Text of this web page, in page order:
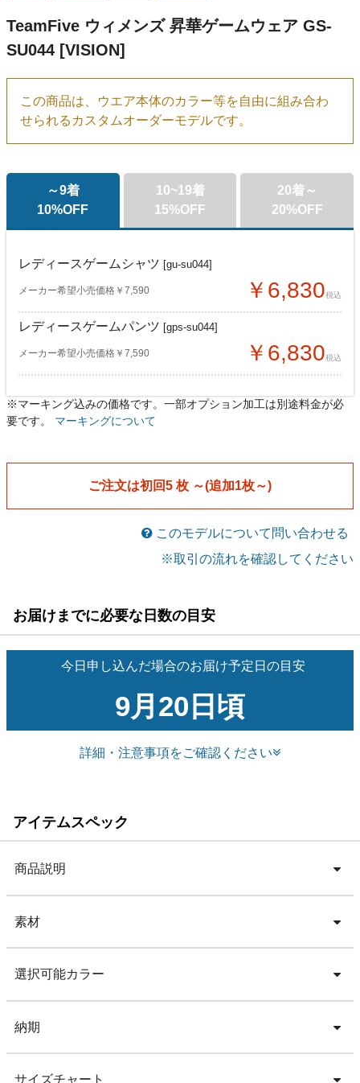
TeamFive ウィメンズ 昇華ゲームウェア GS-
SU044 [VISION]
この商品は、ウエア本体のカラー等を自由に組み合わ
せられるカスタムオーダーモデルです。
～9着
10%OFF
レディースゲームシャツ [gu-su044]
メーカー希望小売価格￥7,590 ￥6,830税込
レディースゲームパンツ [gps-su044]
メーカー希望小売価格￥7,590 ￥6,830税込
10~19着
15%OFF
レディースゲームシャツ[gu-su044]
レディースゲームパンツ[gps-su044]
メーカー希望小売価格￥7,590 ￥6,450税込
20着～
20%OFF
レディースゲームシャツ[gu-su044]
レディースゲームパンツ[gps-su044]
メーカー希望小売価格￥7,590 ￥6,070税込
※マーキング込みの価格です。一部オプション加工は別途料金が必
要です。 マーキングについて
ご注文は初回5 枚 ～(追加1枚～)
このモデルについて問い合わせる
※取引の流れを確認してください
お届けまでに必要な日数の目安
今日申し込んだ場合のお届け予定日の目安
9月20日頃
詳細・注意事項をご確認ください
アイテムスペック
商品説明
素材
選択可能カラー
納期
サイズチャート